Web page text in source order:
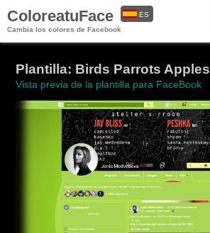
ColoreatuFace
Cambia los colores de Facebook
ES
Plantilla: Birds Parrots Apples
Vista previa de la plantilla para FaceBook